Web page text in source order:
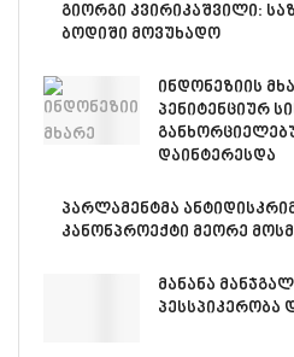
გიორგი კვირიკაშვილი:
ბოდიში მოვუხადო
ინდონეზიის
პენიტენციურ
დაინტერესდა
პარლამენტმა
კანონპროექტი მეორე
მანანა
პესსპიკერობა